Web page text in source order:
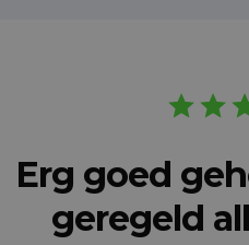
Erg goed
geregeld